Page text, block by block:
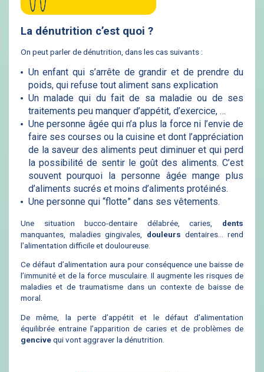
La dénutrition c’est quoi ?
On peut parler de dénutrition, dans les cas suivants :
Un enfant qui s’arrête de grandir et de prendre du
poids, qui refuse tout aliment sans explication
Un malade qui du fait de sa maladie ou de ses
traitements peu manquer d’appétit, d’exercice, …
Une personne âgée qui n’a plus la force ni l’envie de
faire ses courses ou la cuisine et dont l’appréciation
de la saveur des aliments peut diminuer et qui perd
la possibilité de sentir le goût des aliments. C’est
souvent pourquoi la personne âgée mange plus
d’aliments sucrés et moins d’aliments protéinés.
Une personne qui “flotte” dans ses vêtements.
Une situation bucco-dentaire délabrée, caries, dents
manquantes, maladies gingivales, douleurs dentaires… rend
l’alimentation difficile et douloureuse.
Ce défaut d’alimentation aura pour conséquence une baisse de
l’immunité et de la force musculaire. Il augmente les risques de
maladies et de traumatisme dans un contexte de baisse de
moral.
De même, la perte d’appétit et le défaut d’alimentation
équilibrée entraine l’apparition de caries et de problèmes de
gencivequi vont aggraver la dénutrition.